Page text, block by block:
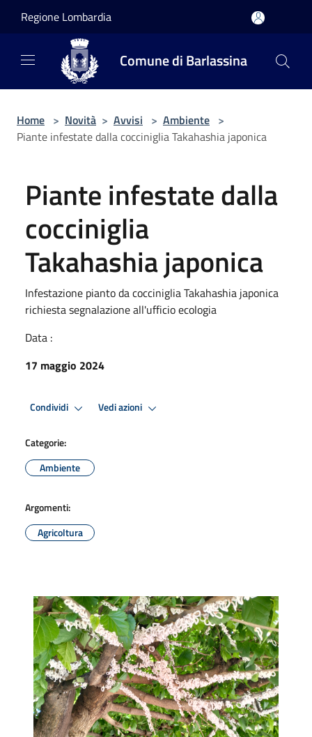
Regione Lombardia
Comune di Barlassina
Home > Novità > Avvisi > Ambiente >
Piante infestate dalla cocciniglia Takahashia japonica
Piante infestate dalla
cocciniglia
Takahashia japonica
Infestazione pianto da cocciniglia Takahashia japonica
richiesta segnalazione all'ufficio ecologia
Data :
17 maggio 2024
Condividi Vedi azioni
Categorie:
Ambiente
Argomenti:
Agricoltura